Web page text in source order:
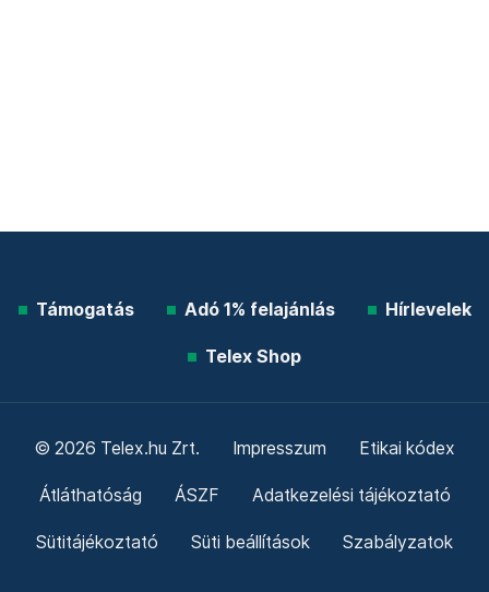
Támogatás Adó 1% felajánlás Hírlevelek
Telex Shop
© 2026 Telex.hu Zrt. Impresszum Etikai kódex
Átláthatóság ÁSZF Adatkezelési tájékoztató
Sütitájékoztató Süti beállítások Szabályzatok